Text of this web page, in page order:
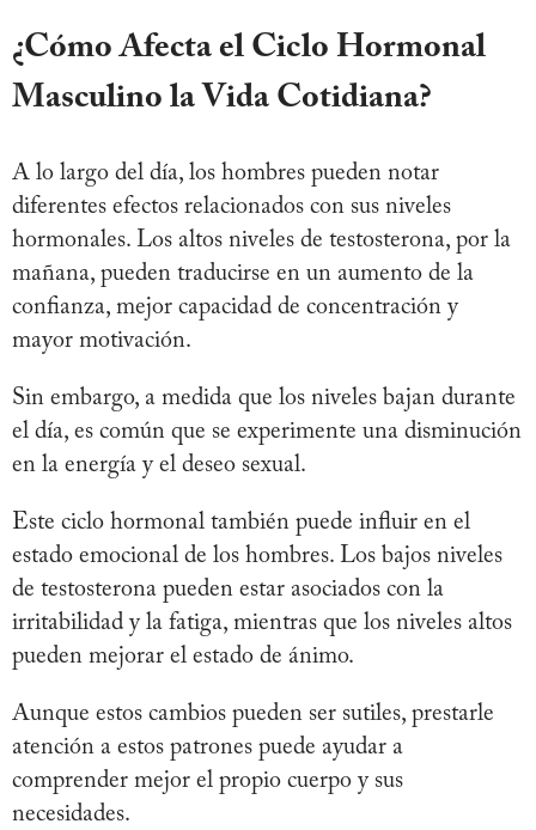
¿Cómo Afecta el Ciclo Hormonal
Masculino la Vida Cotidiana?
A lo largo del día, los hombres pueden notar
diferentes efectos relacionados con sus niveles
hormonales. Los altos niveles de testosterona, por la
mañana, pueden traducirse en un aumento de la
confianza, mejor capacidad de concentración y
mayor motivación.
Sin embargo, a medida que los niveles bajan durante
el día, es común que se experimente una disminución
en la energía y el deseo sexual.
Este ciclo hormonal también puede influir en el
estado emocional de los hombres. Los bajos niveles
de testosterona pueden estar asociados con la
irritabilidad y la fatiga, mientras que los niveles altos
pueden mejorar el estado de ánimo.
Aunque estos cambios pueden ser sutiles, prestarle
atención a estos patrones puede ayudar a
comprender mejor el propio cuerpo y sus
necesidades.